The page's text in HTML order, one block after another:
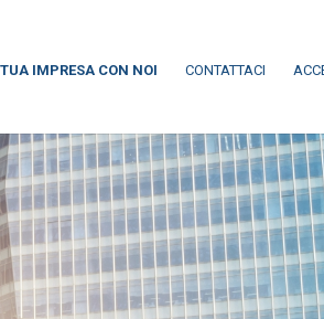
IMPRESA CON NOI CONTATTACI